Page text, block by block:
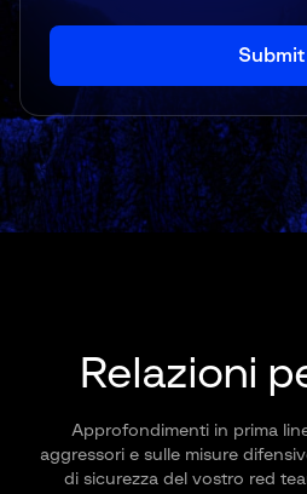
Relazioni
Approfondimenti in prima
aggressori e sulle misure
di sicurezza del vostro red